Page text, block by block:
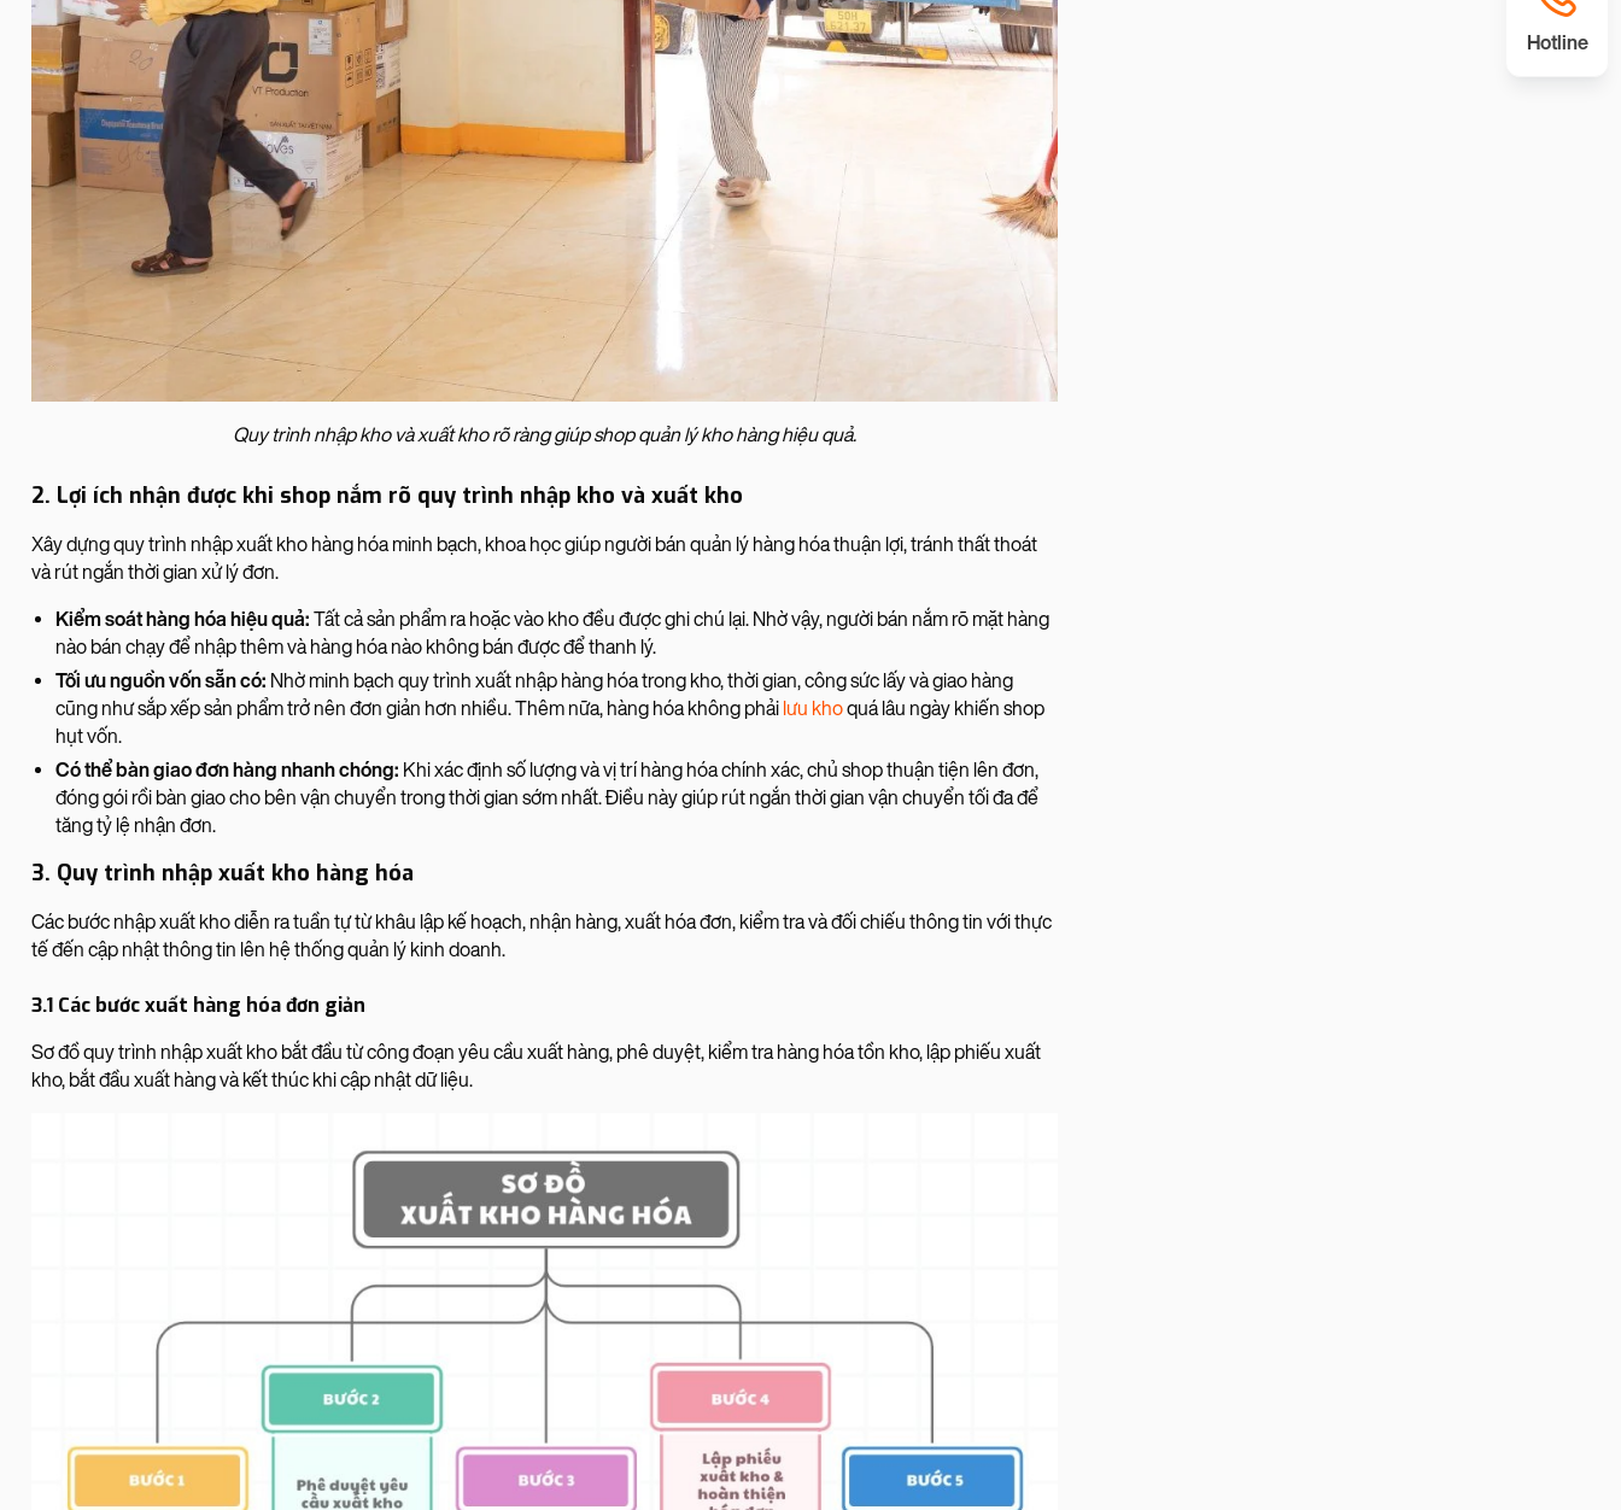
Quy trình nhập kho và xuất kho rõ ràng giúp shop quản lý kho hàng hiệu quả.
2. Lợi ích nhận được khi shop nắm rõ quy trình nhập kho và xuất kho
Xây dựng quy trình nhập xuất kho hàng hóa minh bạch, khoa học giúp người bán quản lý hàng hóa thuận lợi, tránh thất thoát
và rút ngắn thời gian xử lý đơn.
Kiểm soát hàng hóa hiệu quả: Tất cả sản phẩm ra hoặc vào kho đều được ghi chú lại. Nhờ vậy, người bán nắm rõ mặt hàng
nào bán chạy để nhập thêm và hàng hóa nào không bán được để thanh lý.
Tối ưu nguồn vốn sẵn có: Nhờ minh bạch quy trình xuất nhập hàng hóa trong kho, thời gian, công sức lấy và giao hàng
cũng như sắp xếp sản phẩm trở nên đơn giản hơn nhiều. Thêm nữa, hàng hóa không phải lưu khoquá lâu ngày khiến shop
hụt vốn.
Có thể bàn giao đơn hàng nhanh chóng: Khi xác định số lượng và vị trí hàng hóa chính xác, chủ shop thuận tiện lên đơn,
đóng gói rồi bàn giao cho bên vận chuyển trong thời gian sớm nhất. Điều này giúp rút ngắn thời gian vận chuyển tối đa để
tăng tỷ lệ nhận đơn.
3. Quy trình nhập xuất kho hàng hóa
Các bước nhập xuất kho diễn ra tuần tự từ khâu lập kế hoạch, nhận hàng, xuất hóa đơn, kiểm tra và đối chiếu thông tin với thực
tế đến cập nhật thông tin lên hệ thống quản lý kinh doanh.
3.1 Các bước xuất hàng hóa đơn giản
Sơ đồ quy trình nhập xuất kho bắt đầu từ công đoạn yêu cầu xuất hàng, phê duyệt, kiểm tra hàng hóa tồn kho, lập phiếu xuất
kho, bắt đầu xuất hàng và kết thúc khi cập nhật dữ liệu.
Hotline